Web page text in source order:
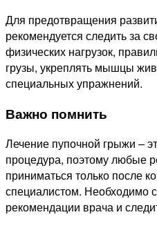
Для предотвращения
рекомендуется следить за
физических нагрузок,
грузы, укреплять мышцы
специальных упражнений.
Важно помнить
Лечение пупочной грыжи –
процедура, поэтому любые
приниматься только после
специалистом. Необходимо
рекомендации врача и